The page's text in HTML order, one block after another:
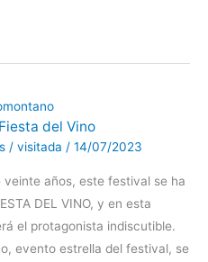
del Vino
/ visitada / 14/07/2023
veinte años, este festival se ha
DEL VINO, y en esta
el protagonista indiscutible.
evento estrella del festival, se